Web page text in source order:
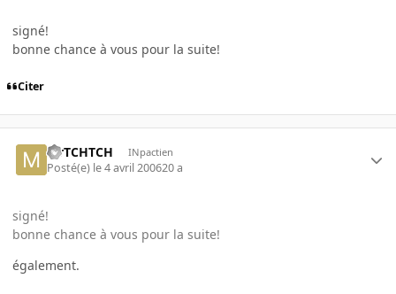
signé!
bonne chance à vous pour la suite!
Citer
MrTCHTCH INpactien
Posté(e) le 4 avril 200620 a
signé!
bonne chance à vous pour la suite!
également.